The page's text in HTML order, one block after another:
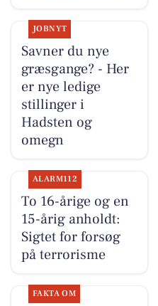
JOBNYT
Savner du nye
græsgange? - Her
er nye ledige
stillinger i
Hadsten og
omegn
ALARM112
To 16-årige og en
15-årig anholdt:
Sigtet for forsøg
på terrorisme
FAKTA OM